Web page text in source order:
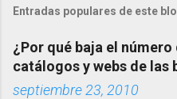
e
t
a
Entradas populares de este
¿Por qué baja el
catálogos y webs de las
septiembre 23, 2010